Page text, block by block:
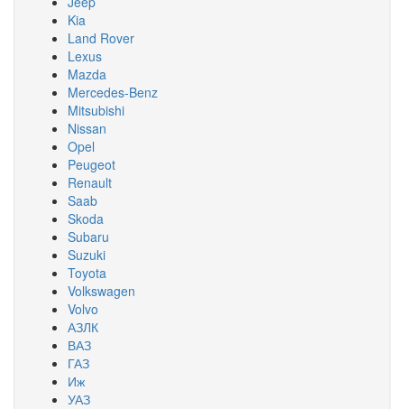
Kia
Land Rover
Lexus
Mazda
Mercedes-Benz
Mitsubishi
Nissan
Opel
Peugeot
Renault
Saab
Skoda
Subaru
Suzuki
Toyota
Volkswagen
Volvo
АЗЛК
ВАЗ
ГАЗ
Иж
УАЗ